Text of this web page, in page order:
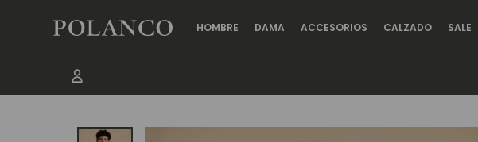
HOMBRE DAMA ACCESORIOS CALZADO SALE